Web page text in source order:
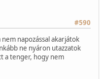
#590
napozással akarjátok
ne nyáron utazzatok
a tenger, hogy nem